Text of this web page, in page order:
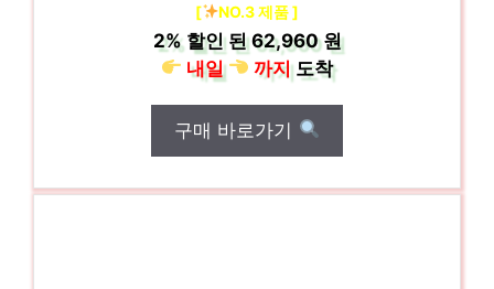
[ NO.3 제품 ]
2%할인 된62,960 원
내일
까지도착
구매 바로가기